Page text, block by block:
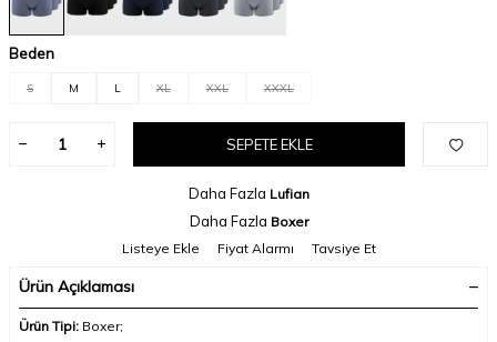
Beden
S M L XL XXL XXXL
SEPETE EKLE
Daha Fazla Lufian
Daha Fazla Boxer
Listeye Ekle
Fiyat Alarmı Tavsiye Et
Ürün Açıklaması
Ürün Tipi: Boxer;